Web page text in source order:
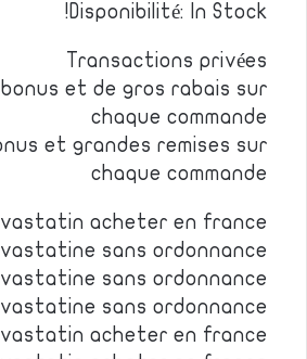
Disponibilité: In Stock!
Transactions privées
bonus et de gros rabais sur
chaque commande
et grandes remises sur
chaque commande
acheter en france
sans ordonnance
sans ordonnance
sans ordonnance
acheter en france